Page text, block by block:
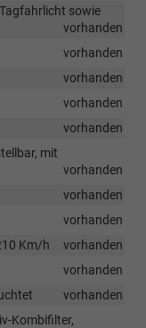
sowie
vorhanden
vorhanden
vorhanden
vorhanden
vorhanden
mit
vorhanden
vorhanden
vorhanden
Km/h
vorhanden
vorhanden
vorhanden
Kombifilter,